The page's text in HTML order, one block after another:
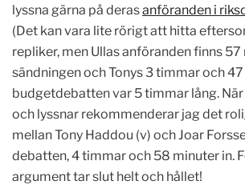
lyssna gärna på derasanföranden i
(Det kan vara lite rörigt att hitta
repliker, men Ullas anföranden finns 57
sändningen och Tonys 3 timmar och
budgetdebatten var 5 timmar lång. När
och lyssnar rekommenderar jag det
mellan Tony Haddou (v) och Joar
debatten, 4 timmar och 58 minuter in.
argument tar slut helt och hållet!